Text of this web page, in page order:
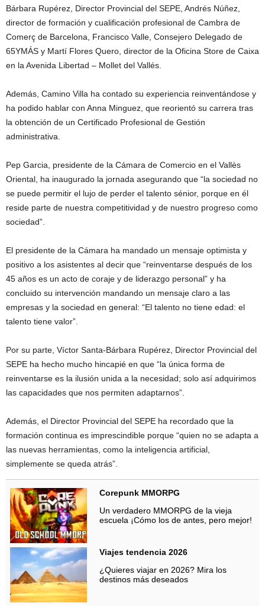
Bárbara Rupérez, Director Provincial del SEPE, Andrés Núñez,
director de formación y cualificación profesional de Cambra de
Comerç de Barcelona, Francisco Valle, Consejero Delegado de
65YMÁS y Martí Flores Quero, director de la Oficina Store de Caixa
en la Avenida Libertad – Mollet del Vallés.
Además, Camino Villa ha contado su experiencia reinventándose y
ha podido hablar con Anna Minguez, que reorientó su carrera tras
la obtención de un Certificado Profesional de Gestión
administrativa.
Pep Garcia, presidente de la Cámara de Comercio en el Vallès
Oriental, ha inaugurado la jornada asegurando que “la sociedad no
se puede permitir el lujo de perder el talento sénior, porque en él
reside parte de nuestra competitividad y de nuestro progreso como
sociedad”.
El presidente de la Cámara ha mandado un mensaje optimista y
positivo a los asistentes al decir que “reinventarse después de los
45 años es un acto de coraje y de liderazgo personal” y ha
concluido su intervención mandando un mensaje claro a las
empresas y la sociedad en general: “El talento no tiene edad: el
talento tiene valor”.
Por su parte, Víctor Santa-Bárbara Rupérez, Director Provincial del
SEPE ha hecho mucho hincapié en que “la única forma de
reinventarse es la ilusión unida a la necesidad; solo así adquirimos
las capacidades que nos permiten adaptarnos”.
Además, el Director Provincial del SEPE ha recordado que la
formación continua es imprescindible porque “quien no se adapta a
las nuevas herramientas, como la inteligencia artificial,
simplemente se queda atrás”.
Corepunk MMORPG
Un verdadero MMORPG de la vieja
escuela ¡Cómo los de antes, pero mejor!
Viajes tendencia 2026
¿Quieres viajar en 2026? Mira los
destinos más deseados